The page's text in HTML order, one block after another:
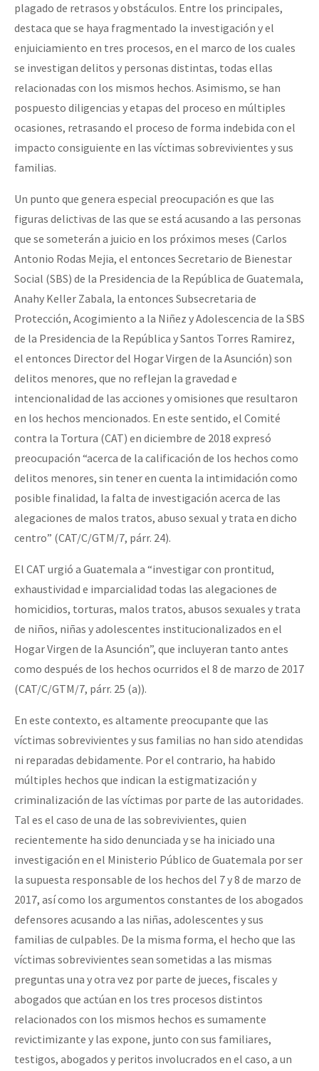
plagado de retrasos y obstáculos. Entre los principales,
destaca que se haya fragmentado la investigación y el
enjuiciamiento en tres procesos, en el marco de los cuales
se investigan delitos y personas distintas, todas ellas
relacionadas con los mismos hechos. Asimismo, se han
pospuesto diligencias y etapas del proceso en múltiples
ocasiones, retrasando el proceso de forma indebida con el
impacto consiguiente en las víctimas sobrevivientes y sus
familias.
Un punto que genera especial preocupación es que las
figuras delictivas de las que se está acusando a las personas
que se someterán a juicio en los próximos meses (Carlos
Antonio Rodas Mejia, el entonces Secretario de Bienestar
Social (SBS) de la Presidencia de la República de Guatemala,
Anahy Keller Zabala, la entonces Subsecretaria de
Protección, Acogimiento a la Niñez y Adolescencia de la SBS
de la Presidencia de la República y Santos Torres Ramirez,
el entonces Director del Hogar Virgen de la Asunción) son
delitos menores, que no reflejan la gravedad e
intencionalidad de las acciones y omisiones que resultaron
en los hechos mencionados. En este sentido, el Comité
contra la Tortura (CAT) en diciembre de 2018 expresó
preocupación “acerca de la calificación de los hechos como
delitos menores, sin tener en cuenta la intimidación como
posible finalidad, la falta de investigación acerca de las
alegaciones de malos tratos, abuso sexual y trata en dicho
centro” (CAT/C/GTM/7, párr. 24).
El CAT urgió a Guatemala a “investigar con prontitud,
exhaustividad e imparcialidad todas las alegaciones de
homicidios, torturas, malos tratos, abusos sexuales y trata
de niños, niñas y adolescentes institucionalizados en el
Hogar Virgen de la Asunción”, que incluyeran tanto antes
como después de los hechos ocurridos el 8 de marzo de 2017
(CAT/C/GTM/7, párr. 25 (a)).
En este contexto, es altamente preocupante que las
víctimas sobrevivientes y sus familias no han sido atendidas
ni reparadas debidamente. Por el contrario, ha habido
múltiples hechos que indican la estigmatización y
criminalización de las víctimas por parte de las autoridades.
Tal es el caso de una de las sobrevivientes, quien
recientemente ha sido denunciada y se ha iniciado una
investigación en el Ministerio Público de Guatemala por ser
la supuesta responsable de los hechos del 7 y 8 de marzo de
2017, así como los argumentos constantes de los abogados
defensores acusando a las niñas, adolescentes y sus
familias de culpables. De la misma forma, el hecho que las
víctimas sobrevivientes sean sometidas a las mismas
preguntas una y otra vez por parte de jueces, fiscales y
abogados que actúan en los tres procesos distintos
relacionados con los mismos hechos es sumamente
revictimizante y las expone, junto con sus familiares,
testigos, abogados y peritos involucrados en el caso, a un